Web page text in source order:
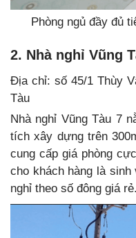
Phòng ngủ đầy đủ
2. Nhà nghỉ Vũng
Địa chỉ: số 45/1 Thùy
Tàu
Nhà nghỉ Vũng Tàu 7
tích xây dựng trên
cung cấp giá phòng
cho khách hàng là
nghỉ theo số đông giá rẻ.